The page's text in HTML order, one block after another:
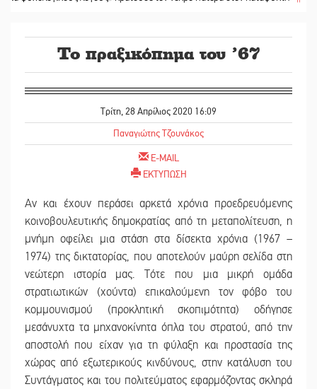
Το πραξικόπημα του ’67
Τρίτη, 28 Απρίλιος 2020 16:09
Παναγιώτης Τζουνάκος
E-MAIL
ΕΚΤΥΠΩΣΗ
Αν και έχουν περάσει αρκετά χρόνια προεδρευόμενης
κοινοβουλευτικής δημοκρατίας από τη μεταπολίτευση, η
μνήμη οφείλει μια στάση στα δίσεκτα χρόνια (1967 –
1974) της δικτατορίας, που αποτελούν μαύρη σελίδα στη
νεώτερη ιστορία μας. Τότε που μια μικρή ομάδα
στρατιωτικών (χούντα) επικαλούμενη τον φόβο του
κομμουνισμού (προκλητική σκοπιμότητα) οδήγησε
μεσάνυχτα τα μηχανοκίνητα όπλα του στρατού, από την
αποστολή που είχαν για τη φύλαξη και προστασία της
χώρας από εξωτερικούς κινδύνους, στην κατάλυση του
Συντάγματος και του πολιτεύματος εφαρμόζοντας σκληρά